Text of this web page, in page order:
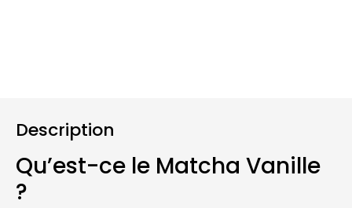
Description
Qu’est-ce le Matcha Vanille
?